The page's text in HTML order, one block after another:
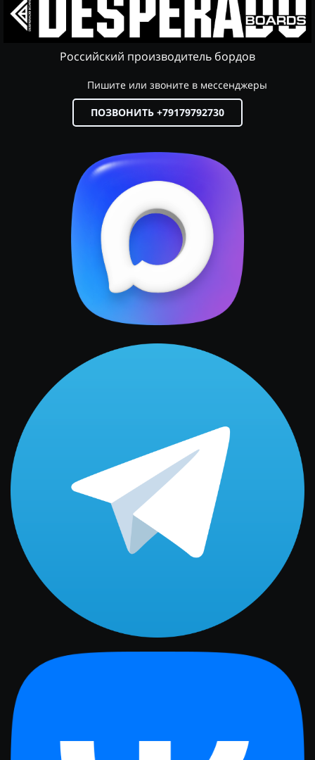
Российский производитель бордов
Пишите или звоните в мессенджеры
ПОЗВОНИТЬ +79179792730